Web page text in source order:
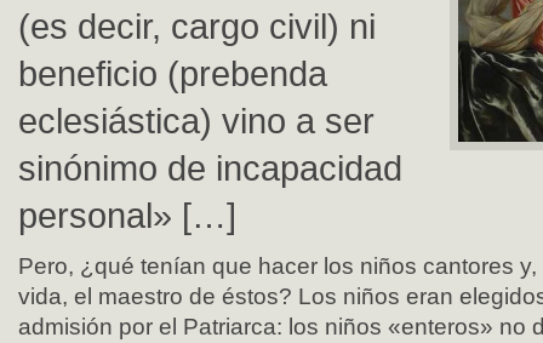
(es decir, cargo civil) ni
beneficio (prebenda
eclesiástica) vino a ser
sinónimo de incapacidad
personal» […]
Pero, ¿qué tenían que hacer los niños cantores
vida, el maestro de éstos? Los niños eran
admisión por el Patriarca: los niños «enteros» no